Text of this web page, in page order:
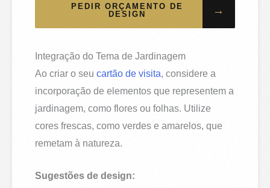
PEDIR ORÇAMENTO DE
DESIGN
→
Integração do Tema de Jardinagem
Ao criar o seucartão de visita, considere a
incorporação de elementos que representem a
jardinagem, como flores ou folhas. Utilize
cores frescas, como verdes e amarelos, que
remetam à natureza.
Sugestões de design: